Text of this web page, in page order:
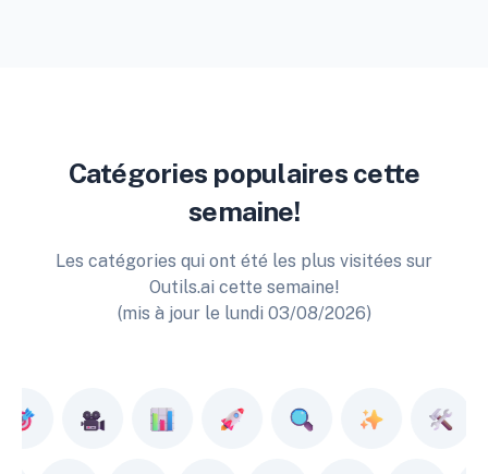
Catégories populaires cette
semaine!
Les catégories qui ont été les plus visitées sur
Outils.ai cette semaine!
(mis à jour le lundi 03/08/2026)